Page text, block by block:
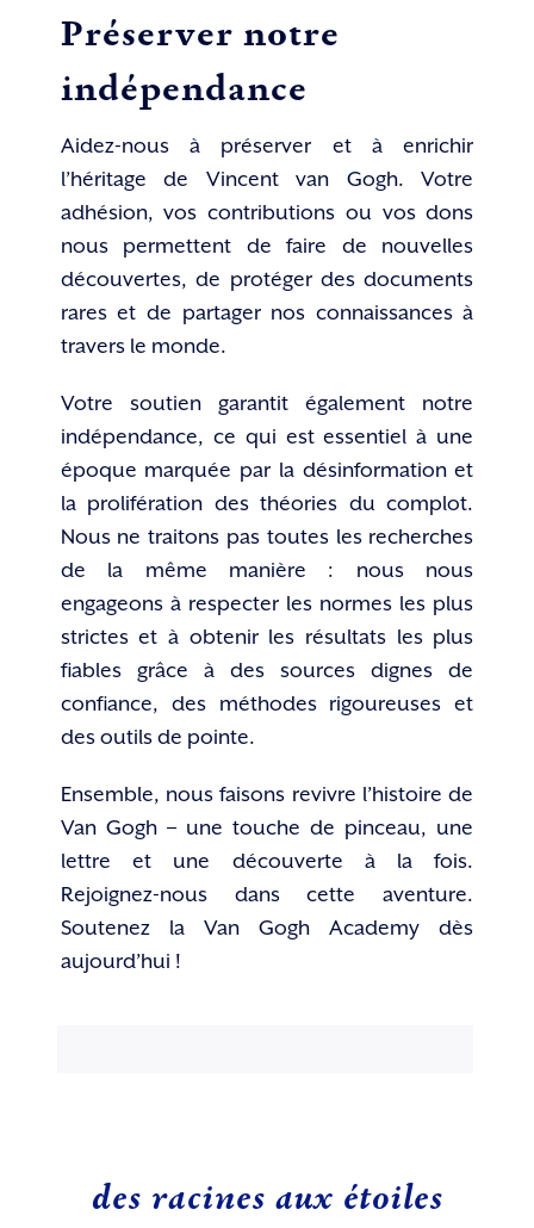
Préserver notre
indépendance
Aidez-nous à préserver et à enrichir
l’héritage de Vincent van Gogh. Votre
adhésion, vos contributions ou vos dons
nous permettent de faire de nouvelles
découvertes, de protéger des documents
rares et de partager nos connaissances à
travers le monde.
Votre soutien garantit également notre
indépendance, ce qui est essentiel à une
époque marquée par la désinformation et
la prolifération des théories du complot.
Nous ne traitons pas toutes les recherches
de la même manière : nous nous
engageons à respecter les normes les plus
strictes et à obtenir les résultats les plus
fiables grâce à des sources dignes de
confiance, des méthodes rigoureuses et
des outils de pointe.
Ensemble, nous faisons revivre l’histoire de
Van Gogh – une touche de pinceau, une
lettre et une découverte à la fois.
Rejoignez-nous dans cette aventure.
Soutenez la Van Gogh Academy dès
aujourd’hui !
des racines aux étoiles